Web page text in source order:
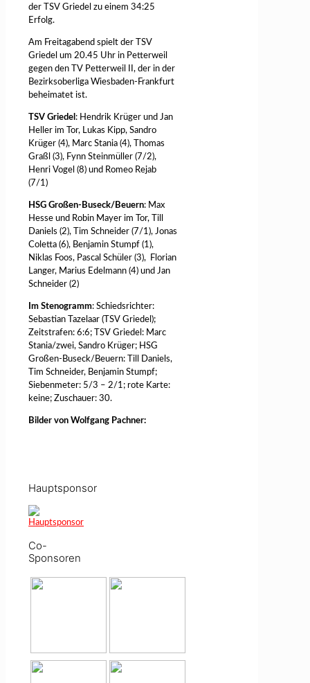
der TSV Griedel zu einem 34:25
Erfolg.
Am Freitagabend spielt der TSV
Griedel um 20.45 Uhr in Petterweil
gegen den TV Petterweil II, der in der
Bezirksoberliga Wiesbaden-Frankfurt
beheimatet ist.
TSV Griedel : Hendrik Krüger und Jan
Heller im Tor, Lukas Kipp, Sandro
Krüger (4), Marc Stania (4), Thomas
Graßl (3), Fynn Steinmüller (7/2),
Henri Vogel (8) und Romeo Rejab
(7/1)
HSG Großen-Buseck/Beuern: Max
Hesse und Robin Mayer im Tor, Till
Daniels (2), Tim Schneider (7/1), Jonas
Coletta (6), Benjamin Stumpf (1),
Niklas Foos, Pascal Schüler (3), Florian
Langer, Marius Edelmann (4) und Jan
Schneider (2)
Im Stenogramm: Schiedsrichter:
Sebastian Tazelaar (TSV Griedel);
Zeitstrafen: 6:6; TSV Griedel: Marc
Stania/zwei, Sandro Krüger; HSG
Großen-Buseck/Beuern: Till Daniels,
Tim Schneider, Benjamin Stumpf;
Siebenmeter: 5/3 – 2/1; rote Karte:
keine; Zuschauer: 30.
Bilder von Wolfgang Pachner:
Hauptsponsor
Co-
Sponsoren